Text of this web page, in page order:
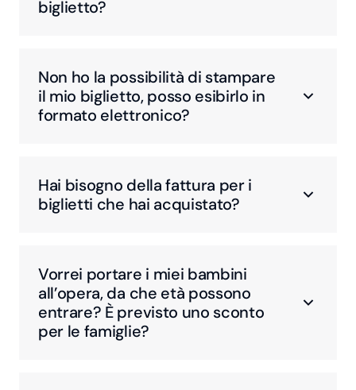
biglietto?
Non ho la possibilità di stampare
il mio biglietto, posso esibirlo in
formato elettronico?
Hai bisogno della fattura per i
biglietti che hai acquistato?
Vorrei portare i miei bambini
all’opera, da che età possono
entrare? È previsto uno sconto
per le famiglie?